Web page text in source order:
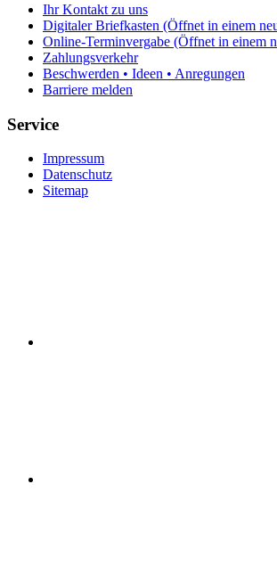
Ihr Kontakt zu uns
Digitaler Briefkasten (Öffnet in einem
Online-Terminvergabe (Öffnet in einem
Zahlungsverkehr
Beschwerden • Ideen • Anregungen
Barriere melden
Service
Impressum
Datenschutz
Sitemap